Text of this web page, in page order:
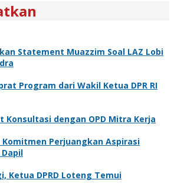
Statement Muazzim Soal LAZ Lobi
Program dari Wakil Ketua DPR RI
Konsultasi dengan OPD Mitra Kerja
Komitmen Perjuangkan Aspirasi
Ketua DPRD Loteng Temui